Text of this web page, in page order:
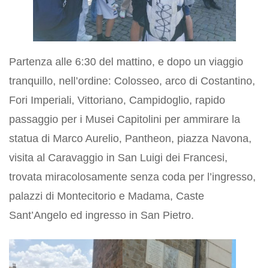
Partenza alle 6:30 del mattino, e dopo un viaggio
tranquillo, nell’ordine: Colosseo, arco di Costantino,
Fori Imperiali, Vittoriano, Campidoglio, rapido
passaggio per i Musei Capitolini per ammirare la
statua di Marco Aurelio, Pantheon, piazza Navona,
visita al Caravaggio in San Luigi dei Francesi,
trovata miracolosamente senza coda per l’ingresso,
palazzi di Montecitorio e Madama, Caste
Sant’Angelo ed ingresso in San Pietro.